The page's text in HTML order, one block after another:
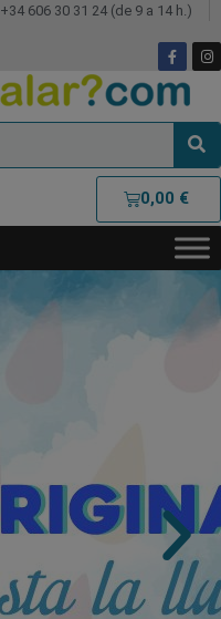
+34 606 30 31 24 (de 9 a 14 h.)
0,00 €